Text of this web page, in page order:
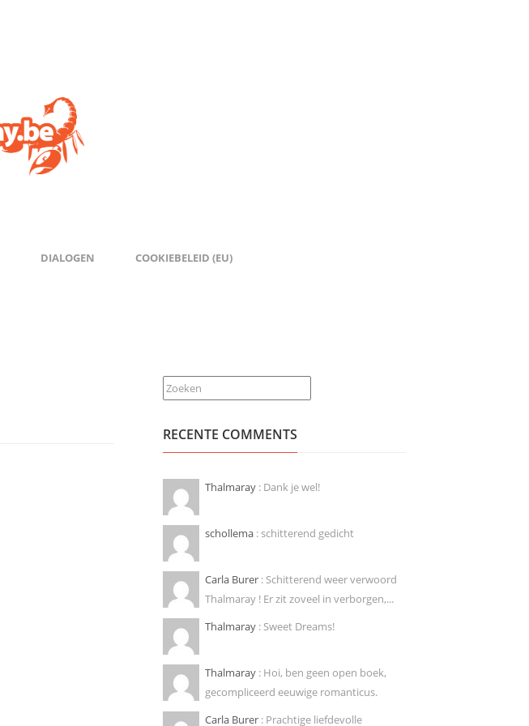
DIALOGEN COOKIEBELEID (EU)
Zoeken
RECENTE COMMENTS
Thalmaray : Dank je wel!
schollema : schitterend gedicht
Carla Burer : Schitterend weer verwoord
Thalmaray ! Er zit zoveel in verborgen,...
Thalmaray : Sweet Dreams!
Thalmaray : Hoi, ben geen open boek,
gecompliceerd eeuwige romanticus.
Carla Burer : Prachtige liefdevolle